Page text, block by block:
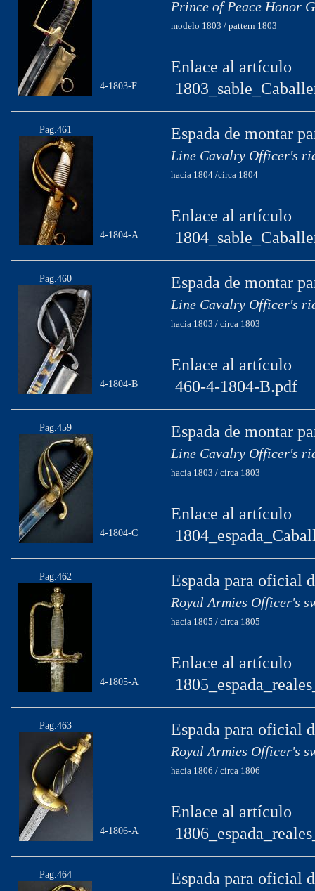
4-1803-F
Prince of Peace Honor
modelo 1803 / pattern 1803
Enlace al artículo
Pag.461
4-1804-A
Espada de montar
Line Cavalry Officer's
hacia 1804 /circa 1804
Enlace al artículo
Pag.460
4-1804-B
Espada de montar
Line Cavalry Officer's
hacia 1803 / circa 1803
Enlace al artículo
460-4-1804-B.pdf
Pag.459
4-1804-C
Espada de montar
Line Cavalry Officer's
hacia 1803 / circa 1803
Enlace al artículo
Pag.462
4-1805-A
Espada para oficial
Royal Armies Officer's
hacia 1805 / circa 1805
Enlace al artículo
Pag.463
4-1806-A
Espada para oficial
Royal Armies Officer's
hacia 1806 / circa 1806
Enlace al artículo
Pag.464 Espada para oficial